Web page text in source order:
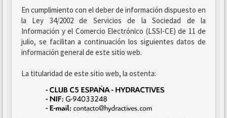
En cumplimiento con el deber de información dispuesto en
la Ley 34/2002 de Servicios de la Sociedad de la
Información y el Comercio Electrónico (LSSI-CE) de 11 de
julio, se facilitan a continuación los siguientes datos de
información general de este sitio web.
La titularidad de este sitio web, la ostenta: